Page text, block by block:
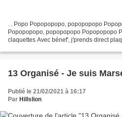
. . Popo Popopopopo, popopopopo
Popopopopo, popopopopo Popopopopo
claquettes Avec bénef', j'prends direct
13 Organisé - Je suis
Publié le 21/02/2021 à 16:17
Par Hillslion